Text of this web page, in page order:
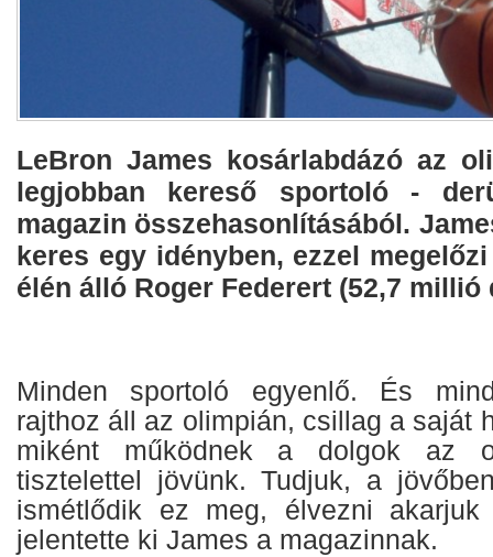
LeBron James kosárlabdázó az
legjobban kereső sportoló -
magazin összehasonlításából.
keres egy idényben, ezzel
élén álló Roger Federert (52,7 millió
Minden sportoló egyenlő. És
rajthoz áll az olimpián, csillag a saját
miként működnek a dolgok az
tisztelettel jövünk. Tudjuk, a
ismétlődik ez meg, élvezni
jelentette ki James a magazinnak.